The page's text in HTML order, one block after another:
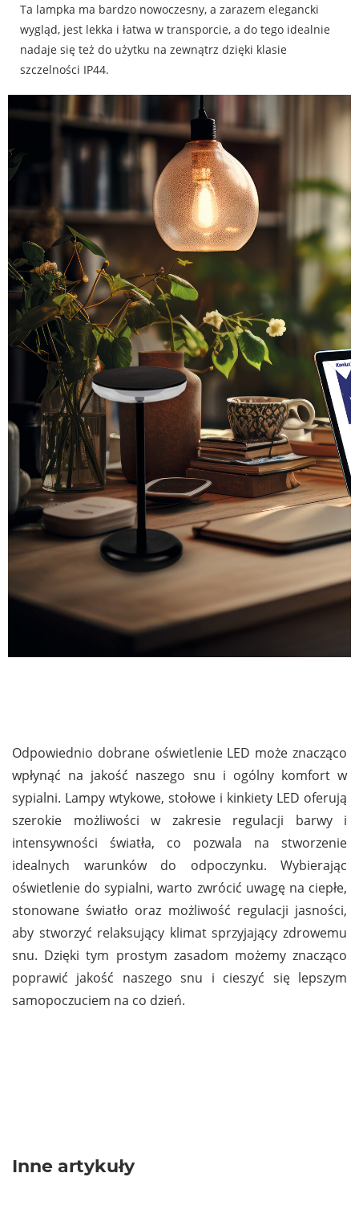
Ta lampka ma bardzo nowoczesny, a zarazem elegancki
wygląd, jest lekka i łatwa w transporcie, a do tego idealnie
nadaje się też do użytku na zewnątrz dzięki klasie
szczelności IP44.
Odpowiednio dobrane oświetlenie LED może znacząco
wpłynąć na jakość naszego snu i ogólny komfort w
sypialni. Lampy wtykowe, stołowe i kinkiety LED oferują
szerokie możliwości w zakresie regulacji barwy i
intensywności światła, co pozwala na stworzenie
idealnych warunków do odpoczynku. Wybierając
oświetlenie do sypialni, warto zwrócić uwagę na ciepłe,
stonowane światło oraz możliwość regulacji jasności,
aby stworzyć relaksujący klimat sprzyjający zdrowemu
snu. Dzięki tym prostym zasadom możemy znacząco
poprawić jakość naszego snu i cieszyć się lepszym
samopoczuciem na co dzień.
Inne artykuły